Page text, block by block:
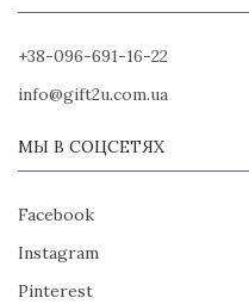
+38-096-691-16-22
info@gift2u.com.ua
МЫ В СОЦСЕТЯХ
Facebook
Instagram
Pinterest